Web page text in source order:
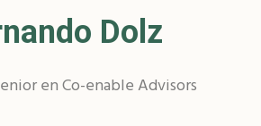
Dolz
en Co-enable Advisors